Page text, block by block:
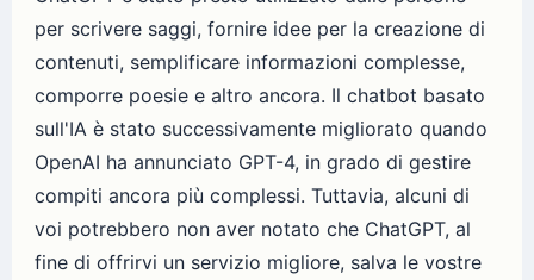
per scrivere saggi, fornire idee per la creazione di
contenuti, semplificare informazioni complesse,
comporre poesie e altro ancora. Il chatbot basato
sull'IA è stato successivamente migliorato quando
OpenAI ha annunciato GPT-4, in grado di gestire
compiti ancora più complessi. Tuttavia, alcuni di
voi potrebbero non aver notato che ChatGPT, al
fine di offrirvi un servizio migliore, salva le vostre